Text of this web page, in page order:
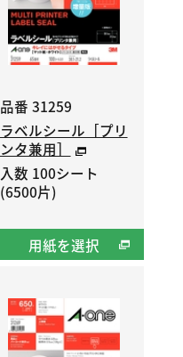
品番 31259
ラベルシール［プリ
ンタ兼用］
入数 100シート
(6500片)
用紙を選択